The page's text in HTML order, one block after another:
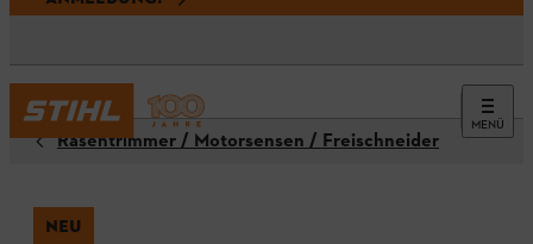
MENÜ
Rasentrimmer / Motorsensen / Freischneider
NEU